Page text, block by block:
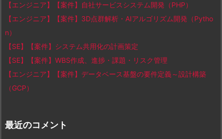
【エンジニア】【案件】自社サービスシステム開発（PHP）
【エンジニア】【案件】3D点群解析・AIアルゴリズム開発（Pytho
n）
【SE】【案件】システム共用化の計画策定
【SE】【案件】WBS作成、進捗・課題・リスク管理
【エンジニア】【案件】データベース基盤の要件定義～設計構築
（GCP）
最近のコメント